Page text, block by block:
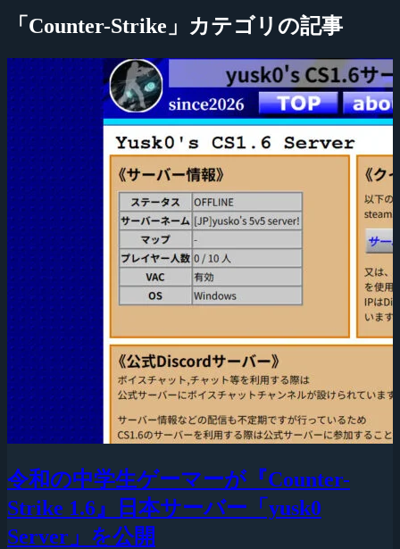
「Counter-Strike」カテゴリの記事
令和の中学生ゲーマーが『Counter-
Strike 1.6』日本サーバー「yusk0
Server」を公開